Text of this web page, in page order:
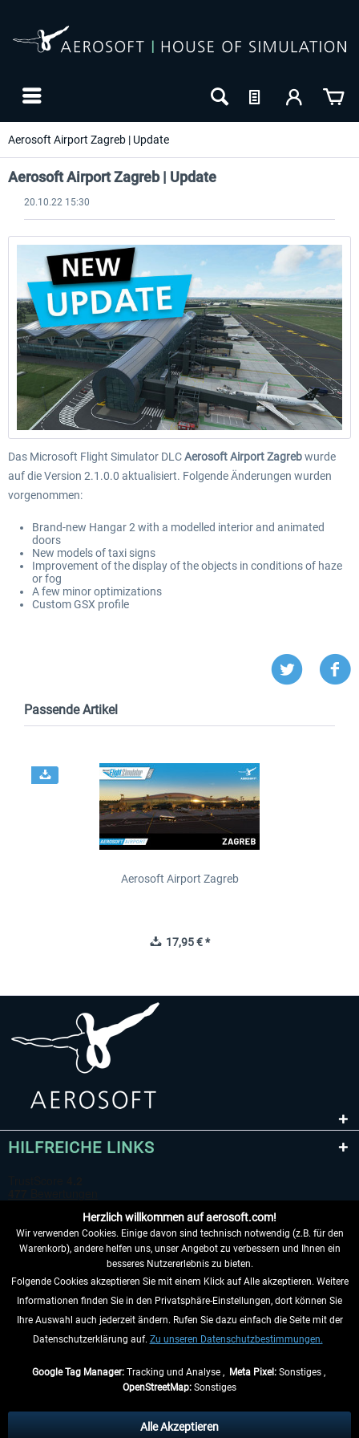
Aerosoft Airport Zagreb | Update
Aerosoft Airport Zagreb | Update
20.10.22 15:30
Das Microsoft Flight Simulator DLCAerosoft Airport Zagrebwurde
auf die Version 2.1.0.0 aktualisiert. Folgende Änderungen wurden
vorgenommen:
Brand-new Hangar 2 with a modelled interior and animated
doors
New models of taxi signs
Improvement of the display of the objects in conditions of haze
or fog
A few minor optimizations
Custom GSX profile
Passende Artikel
Aerosoft Airport Zagreb
17,95 € *
HILFREICHE LINKS
VERTRAG WIDERRUFEN
INFORMATIONEN
anders beschrieben.
Herzlich willkommen auf aerosoft.com!
Wir verwenden Cookies. Einige davon sind technisch notwendig (z.B. für den
Warenkorb), andere helfen uns, unser Angebot zu verbessern und Ihnen ein
besseres Nutzererlebnis zu bieten.
Folgende Cookies akzeptieren Sie mit einem Klick auf Alle akzeptieren. Weitere
Informationen finden Sie in den Privatsphäre-Einstellungen, dort können Sie
Ihre Auswahl auch jederzeit ändern. Rufen Sie dazu einfach die Seite mit der
Datenschutzerklärung auf. Zu unseren Datenschutzbestimmungen.
Google Tag Manager:Tracking und Analyse , Meta Pixel:Sonstiges ,
OpenStreetMap: Sonstiges
Alle Akzeptieren